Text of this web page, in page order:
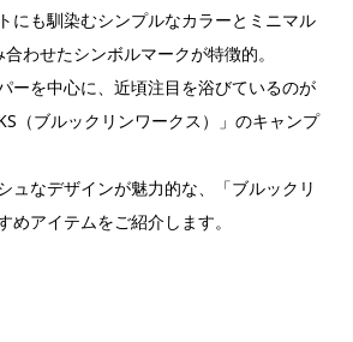
にも馴染むシンプルなカラーとミニマル
わせたシンボルマークが特徴的。
ーを中心に、近頃注目を浴びているのが
（ブルックリンワークス）」のキャンプ
ュなデザインが魅力的な、「ブルックリ
めアイテムをご紹介します。